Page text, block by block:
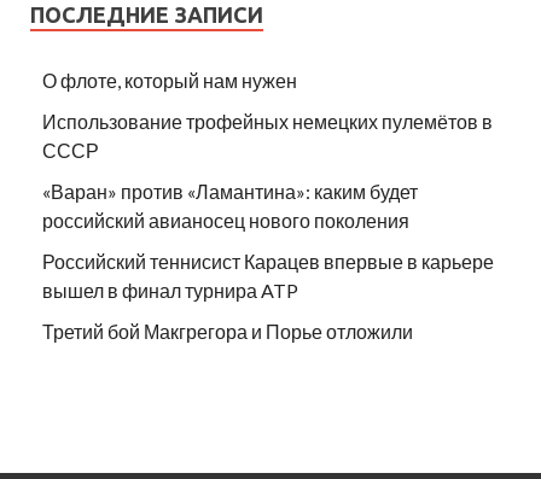
ПОСЛЕДНИЕ ЗАПИСИ
О флоте, который нам нужен
Использование трофейных немецких пулемётов в
СССР
«Варан» против «Ламантина»: каким будет
российский авианосец нового поколения
Российский теннисист Карацев впервые в карьере
вышел в финал турнира ATP
Третий бой Макгрегора и Порье отложили